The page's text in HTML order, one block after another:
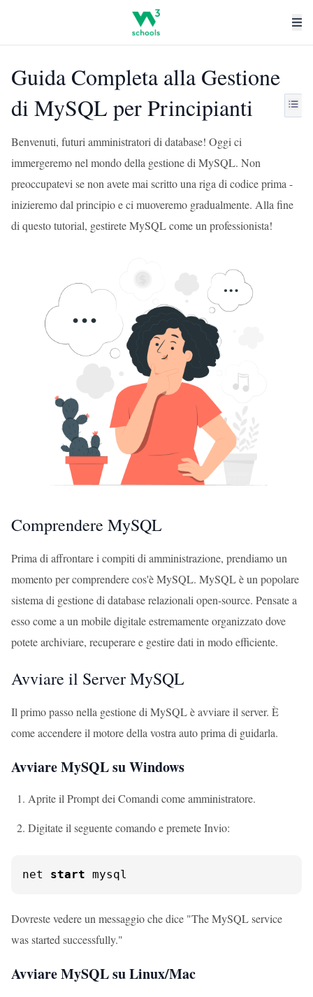
Guida Completa alla Gestione
di MySQL per Principianti
Benvenuti, futuri amministratori di database! Oggi ci
immergeremo nel mondo della gestione di MySQL. Non
preoccupatevi se non avete mai scritto una riga di codice prima -
inizieremo dal principio e ci muoveremo gradualmente. Alla fine
di questo tutorial, gestirete MySQL come un professionista!
Comprendere MySQL
Prima di affrontare i compiti di amministrazione, prendiamo un
momento per comprendere cos'è MySQL. MySQL è un popolare
sistema di gestione di database relazionali open-source. Pensate a
esso come a un mobile digitale estremamente organizzato dove
potete archiviare, recuperare e gestire dati in modo efficiente.
Avviare il Server MySQL
Il primo passo nella gestione di MySQL è avviare il server. È
come accendere il motore della vostra auto prima di guidarla.
Avviare MySQL su Windows
Aprite il Prompt dei Comandi come amministratore.
Digitate il seguente comando e premete Invio:
net start mysql
Dovreste vedere un messaggio che dice "The MySQL service
was started successfully."
Avviare MySQL su Linux/Mac